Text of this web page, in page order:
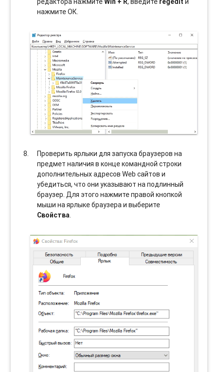
нажмите ОК.
Проверить ярлыки для запуска браузеров на
предмет наличия в конце командной строки
дополнительных адресов Web сайтов и
убедиться, что они указывают на подлинный
браузер. Для этого нажмите правой кнопкой
мыши на ярлыке браузера и выберите
Свойства.